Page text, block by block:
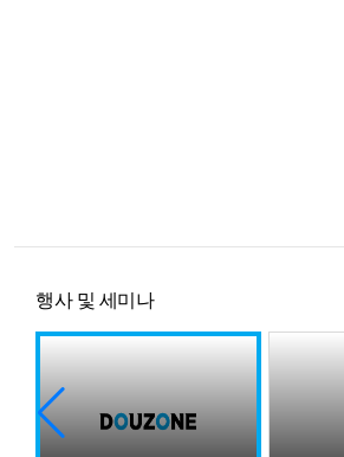
행사 및 세미나